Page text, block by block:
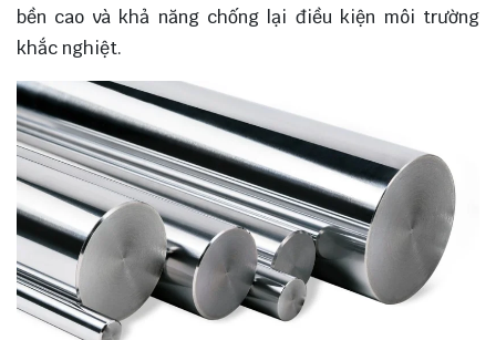
bền cao và khả năng chống lại điều kiện môi trường
khắc nghiệt.